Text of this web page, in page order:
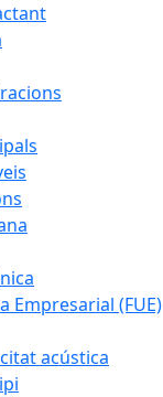
Empresarial (FUE)
acústica